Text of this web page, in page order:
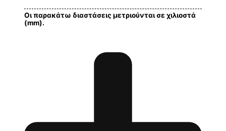
Οι παρακάτω διαστάσεις μετριούνται σε χιλιοστά
(mm).